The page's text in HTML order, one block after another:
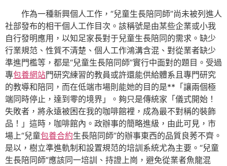
作為一種新興個人工作，“兒童生長陪同師”尚未被列進人
社部發布的相干個人工作目次。該稱號是由某些企業或小我
自行發明應用，以知足家長對于兒童生長陪同的需求。缺少
行業規范、性質不清楚、個人工作鴻溝含混、對從業者缺少
準進門檻等，都是“兒童生長陪同師”實行中面對的題目。受過
專包養網站門研究練習的教員或許還能供給體系且專門研究
的教導和陪同，而在低端市場則能她的目的是**「讓兩個極
端同時停止，達到零的境界」。夠只是傳統家「儀式開始！
失敗者，將永遠被困在我的咖啡館裡，成為最不對稱的裝飾
品！」這時，咖啡館內。政辦事的簡略進級，由此可見，市
場上“兒童包養合約生長陪同師”的辦事東西的品質良莠不齊。
是以，樹立準進軌制和設置規范的培訓系統尤為主要。“兒童
生長陪同師”應該同一培訓、持證上崗，避免從業者魚龍混